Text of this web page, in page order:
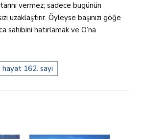
vermez; sadece bugünün
uzaklaştırır. Öyleyse başınızı göğe
sahibini hatırlamak ve O’na
162. sayı